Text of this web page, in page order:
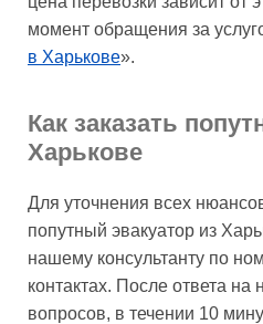
момент обращения за
в Харькове».
Как заказать
Харькове
Для уточнения всех
попутный эвакуатор из
нашему консультанту по
контактах. После ответа на
вопросов, в течении 10